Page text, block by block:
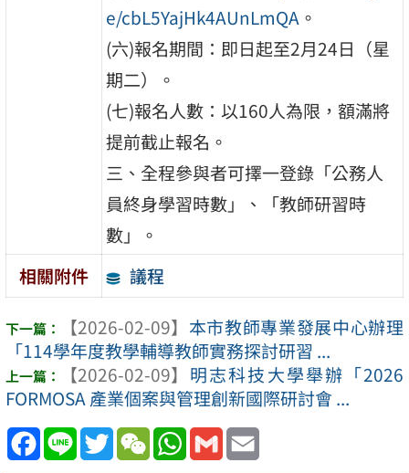
e/cbL5YajHk4AUnLmQA 。
(六)報名期間：即日起至2月24日（星
期二）。
(七)報名人數：以160人為限，額滿將
提前截止報名。
三、全程參與者可擇一登錄「公務人
員終身學習時數」、「教師研習時
數」。
相關附件
議程
【2026-02-09】 本市教師專業發展中心辦理
「114學年度教學輔導教師實務探討研習 ...
【2026-02-09】 明志科技大學舉辦「2026
FORMOSA 產業個案與管理創新國際研討會 ...
Facebook
Line TwitterWeChatWhatsApp
Gmail